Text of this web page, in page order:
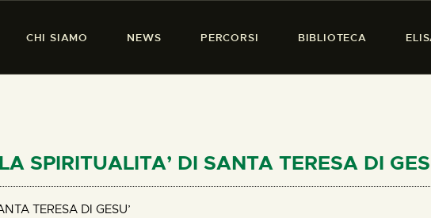
CHI SIAMO NEWS PERCORSI BIBLIOTECA
PRESENZA DONNA
PERCORSI
BIBLIOTECA
SPIRITUALITA’ DI SANTA TERESA DI
TERESA DI GESU’